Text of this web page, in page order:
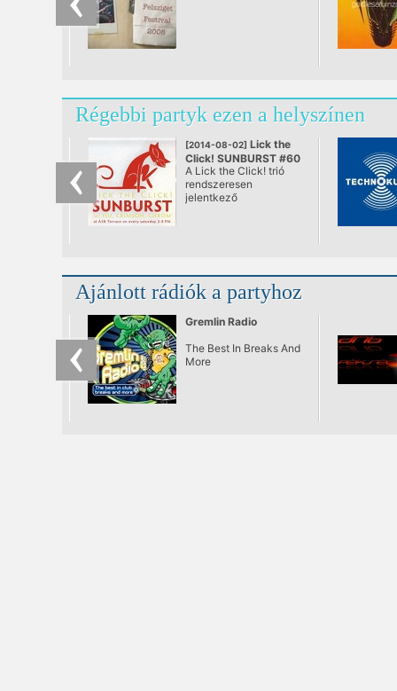
Régebbi partyk ezen a helyszínen
[2014-08-02] Lick the
Click! SUNBURST #60
@ A38, Budapest
A Lick the Click! trió
rendszeresen
jelentkező
se nem before. Ebéd
utáni lazulás a Dunán.
Bólogatós,
kézfelrakós,
remek italok egészen
naplementéig.
Ajánlott rádiók a partyhoz
Gremlin Radio
The Best In Breaks And
More